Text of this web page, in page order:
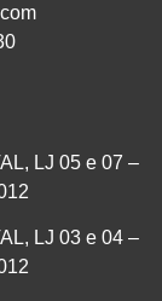
LJ 05 e 07 –
LJ 03 e 04 –